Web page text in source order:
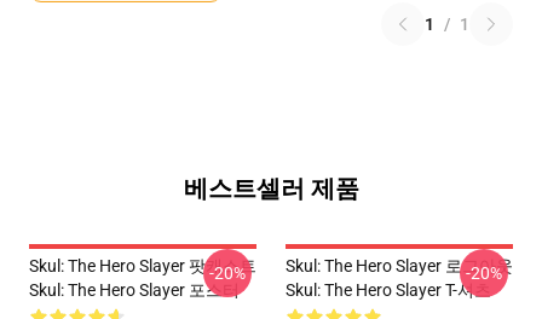
1 / 1
베스트셀러 제품
Skul: The Hero Slayer 팟캐스트
Skul: The Hero Slayer 포스터
-20%
Skul: The Hero Slayer 로그아웃
Skul: The Hero Slayer T-셔츠
-20%